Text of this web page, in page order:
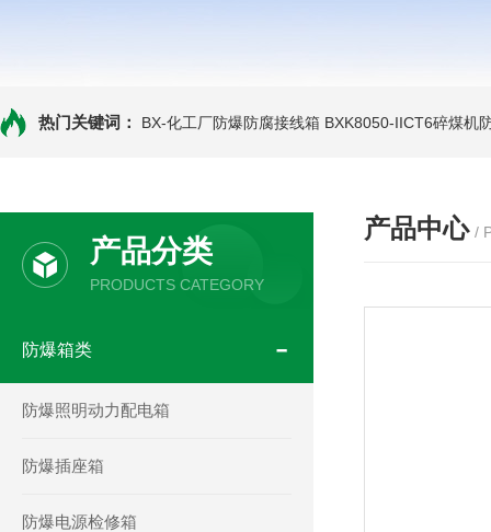
热门关键词： BX-化工厂防爆防腐接线箱 BXK8050-IICT6碎煤机
产品分类
PRODUCTS CATEGORY
防爆箱类
防爆照明动力配电箱
防爆插座箱
防爆电源检修箱
产品中心 /